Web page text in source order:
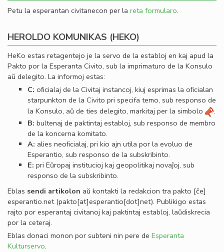
Petu la esperantan civitanecon per la reta formularo.
HEROLDO KOMUNIKAS (HEKO)
HeKo estas retagentejo je la servo de la establoj en kaj apud la
Pakto por la Esperanta Civito, sub la imprimaturo de la Konsulo
aŭ delegito. La informoj estas:
C: oﬁcialaj de la Civitaj instancoj, kiuj esprimas la oﬁcialan
starpunkton de la Civito pri specifa temo, sub responso de
la Konsulo, aŭ de ties delegito, markitaj per la simbolo
.
B: bultenaj de paktintaj establoj, sub responso de membro
de la koncerna komitato.
A: alies neoﬁcialaj, pri kio ajn utila por la evoluo de
Esperantio, sub responso de la subskribinto.
E: pri Eŭropaj institucioj kaj geopolitikaj novaĵoj, sub
responso de la subskribinto.
Eblas sendi artikolon aŭ kontakti la redakcion tra pakto [ĉe]
esperantio.net(pakto[at]esperantio[dot]net). Publikigo estas
rajto por esperantaj civitanoj kaj paktintaj establoj, laŭdiskrecia
por la ceteraj.
Eblas donaci monon por subteni nin pere de Esperanta
Kulturservo.